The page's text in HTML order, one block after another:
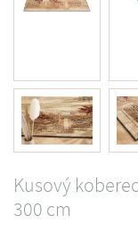
Kusový
300 cm